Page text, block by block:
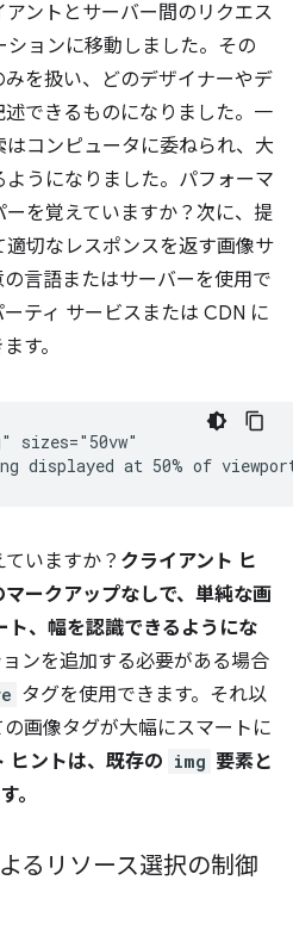
ントとサーバー間のリクエス
ションに移動しました。その
を扱い、どのデザイナーやデ
できるものになりました。一
コンピュータに委ねられ、大
うになりました。パフォーマ
を覚えていますか？次に、提
切なレスポンスを返す画像サ
言語またはサーバーを使用で
ティ サービスまたは CDN に
す。
sizes="50vw"
いますか？ クライアント ヒ
ークアップなしで、単純な画
ト、幅を認識できるようにな
ンを追加する必要がある場合
タグを使用できます。それ以
画像タグが大幅にスマートに
ヒントは、既存の img 要素と
。
るリソース選択の制御